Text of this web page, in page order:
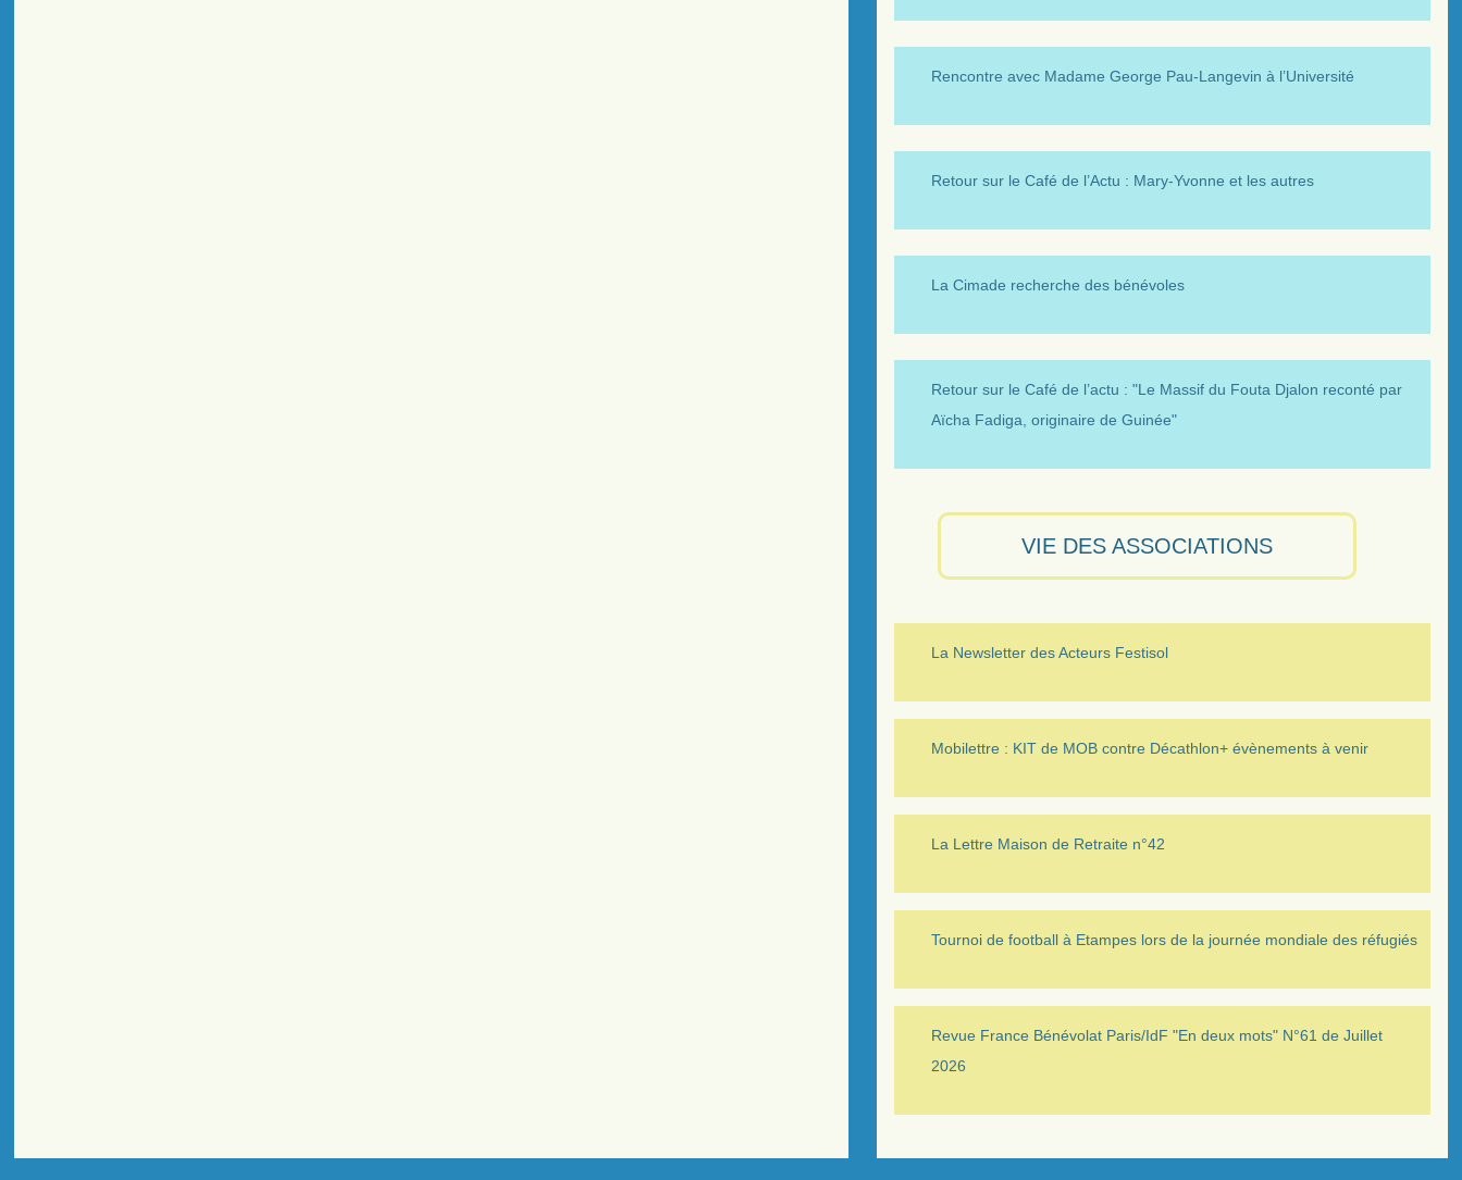
Rencontre avec Madame George Pau-Langevin à l’Université
Retour sur le Café de l’Actu : Mary-Yvonne et les autres
La Cimade recherche des bénévoles
Retour sur le Café de l’actu : "Le Massif du Fouta Djalon reconté par
Aïcha Fadiga, originaire de Guinée"
VIE DES ASSOCIATIONS
La Newsletter des Acteurs Festisol
Mobilettre : KIT de MOB contre Décathlon+ évènements à venir
La Lettre Maison de Retraite n°42
Tournoi de football à Etampes lors de la journée mondiale des réfugiés
Revue France Bénévolat Paris/IdF "En deux mots" N°61 de Juillet
2026